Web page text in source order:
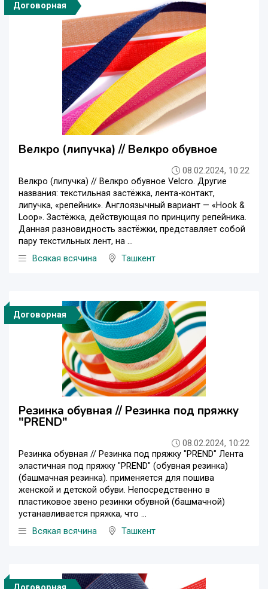
Договорная
Велкро (липучка) // Велкро обувное
08.02.2024, 10:22
Велкро (липучка) // Велкро обувное Velcro. Другие
названия: текстильная застёжка, лента-контакт,
липучка, «репейник». Англоязычный вариант — «Hook &
Loop». Застёжка, действующая по принципу репейника.
Данная разновидность застёжки, представляет собой
пару текстильных лент, на ...
Всякая всячина
Ташкент
Договорная
Резинка обувная // Резинка под пряжку
"PREND"
08.02.2024, 10:22
Резинка обувная // Резинка под пряжку "PREND" Лента
эластичная под пряжку "PREND" (обувная резинка)
(башмачная резинка). применяется для пошива
женской и детской обуви. Непосредственно в
пластиковое звено резинки обувной (башмачной)
устанавливается пряжка, что ...
Всякая всячина
Ташкент